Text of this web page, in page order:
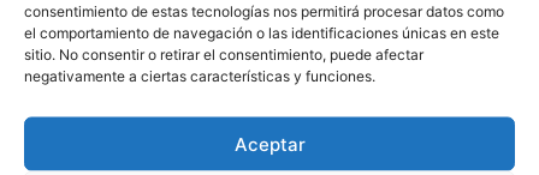
consentimiento de estas tecnologías nos permitirá procesar datos como
el comportamiento de navegación o las identificaciones únicas en este
sitio. No consentir o retirar el consentimiento, puede afectar
negativamente a ciertas características y funciones.
Aceptar
Peso y Tipo de Bicicleta:No todos los
soportes son adecuados para todas las
bicicletas. Asegúrate de elegir un soporte
que pueda soportar el peso de tu bicicleta y
que sea compatible con su tipo (bicicleta de